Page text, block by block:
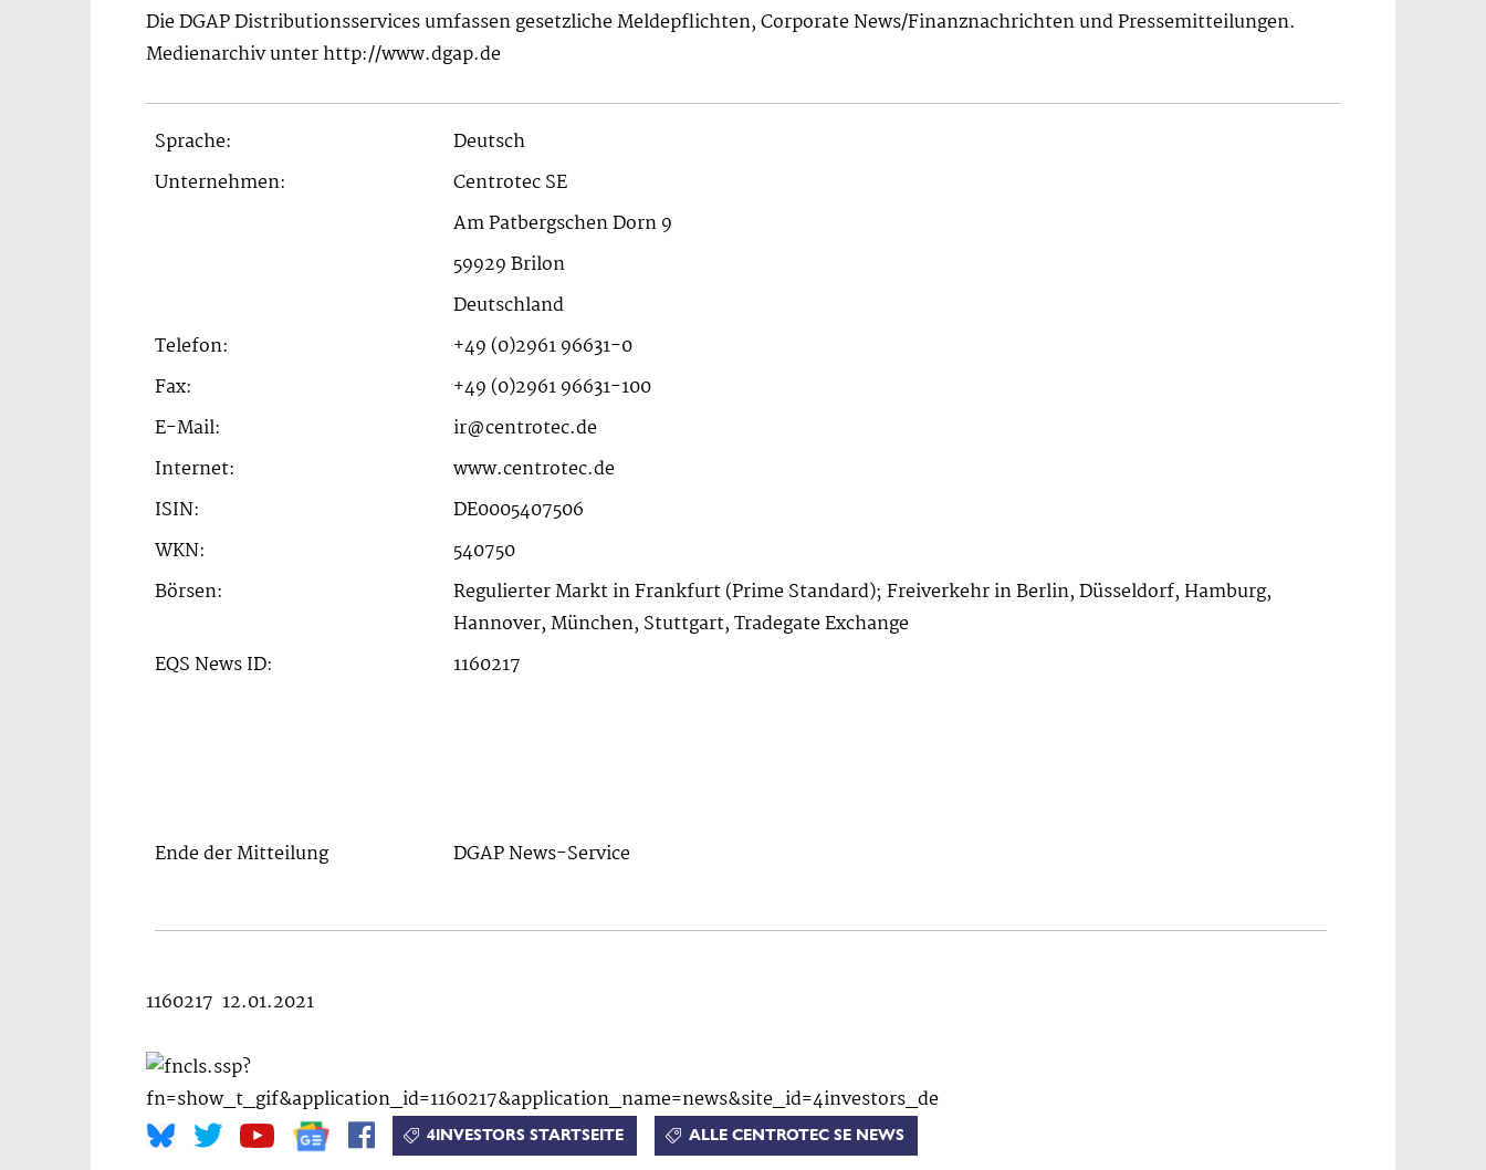
Die DGAP Distributionsservices umfassen gesetzliche Meldepflichten, Corporate News/Finanznachrichten und Pressemitteilungen.
Medienarchiv unter http://www.dgap.de
Sprache:
Deutsch
Unternehmen:
Centrotec SE
Am Patbergschen Dorn 9
59929 Brilon
Deutschland
Telefon:
+49 (0)2961 96631-0
Fax:
+49 (0)2961 96631-100
E-Mail:
ir@centrotec.de
Internet:
www.centrotec.de
ISIN:
DE0005407506
WKN:
540750
Börsen:
Regulierter Markt in Frankfurt (Prime Standard); Freiverkehr in Berlin, Düsseldorf, Hamburg,
Hannover, München, Stuttgart, Tradegate Exchange
EQS News ID:
1160217
Ende der Mitteilung DGAP News-Service
1160217 12.01.2021
4INVESTORS STARTSEITE ALLE CENTROTEC SE NEWS